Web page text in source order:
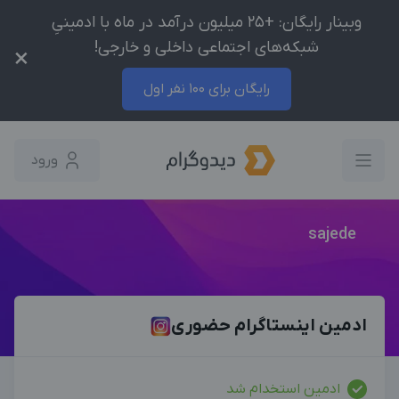
وبینار رایگان: +25 میلیون درآمد در ماه با ادمینیِ
شبکه‌های اجتماعی داخلی و خارجی!
رایگان برای 100 نفر اول
×
ورود
sajede
ادمین اینستاگرام حضوری
ادمین استخدام شد